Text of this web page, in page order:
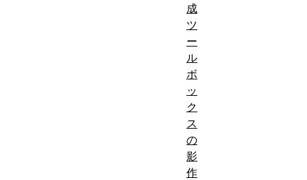
成
ツ
ー
ル
ボ
ッ
ク
ス
の
影
作